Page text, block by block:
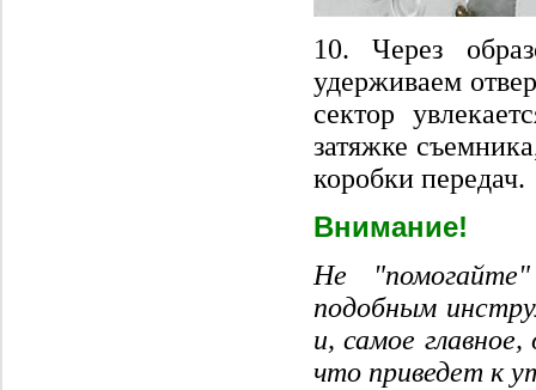
10. Через
удерживаем
сектор
затяжке
коробки передач.
Внимание!
Не "помогайте"
подобным
и, самое
что приведет к